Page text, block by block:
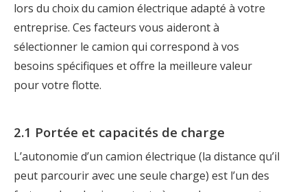
lors du choix du camion électrique adapté à votre
entreprise. Ces facteurs vous aideront à
sélectionner le camion qui correspond à vos
besoins spécifiques et offre la meilleure valeur
pour votre flotte.
2.1 Portée et capacités de charge
L’autonomie d’un camion électrique (la distance qu’il
peut parcourir avec une seule charge) est l’un des